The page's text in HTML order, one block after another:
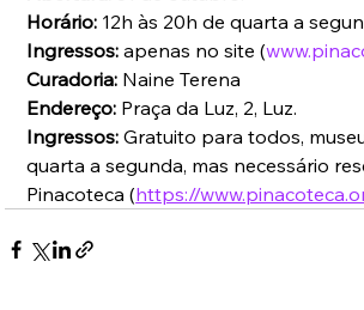
Horário: 12h às 20h de quarta a
Ingressos: apenas no site (
Curadoria: Naine Terena
Endereço: Praça da Luz, 2, Luz.
Ingressos: Gratuito para todos,
quarta a segunda, mas necessário
Pinacoteca (https://